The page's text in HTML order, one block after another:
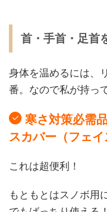
首・手首・足首
身体を温めるには、
番。なので私が持っ
寒さ対策必需
スカバー（フェイ
これは超便利！
もともとはスノボ用